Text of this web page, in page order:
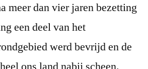
meer dan vier jaren bezetting
een deel van het
werd bevrijd en de